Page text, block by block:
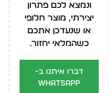
ונמצא לכם פתרון
יצירתי, מוצר חלופי
או שנעדכן אתכם
כשהמלאי יחזור.
דברו איתנו ב-
WhatsApp